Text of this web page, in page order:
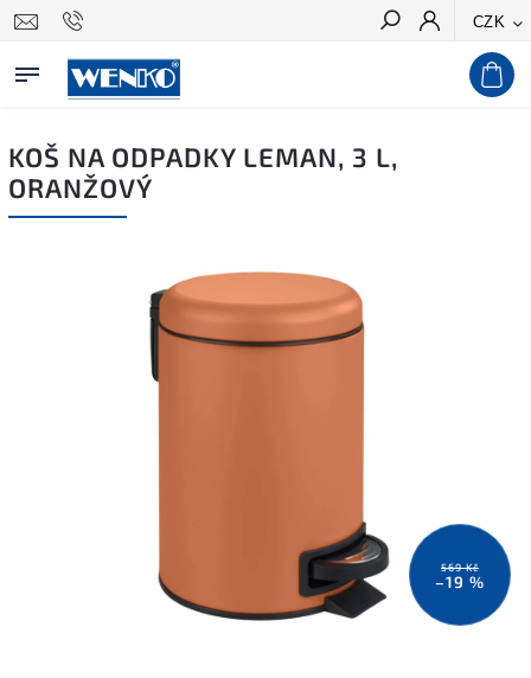
CZK
Hledat
KOŠ NA ODPADKY LEMAN, 3 L,
ORANŽOVÝ
569 Kč
–19 %